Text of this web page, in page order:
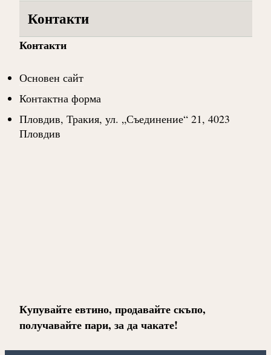
Контакти
Контакти
Основен сайт
Контактна форма
Пловдив, Тракия, ул. „Съединение“ 21, 4023
Пловдив
Купувайте евтино, продавайте скъпо,
получавайте пари, за да чакате!